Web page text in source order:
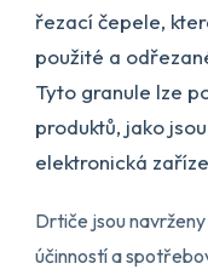
řezací čepele,
použité a
Tyto granule lze
produktů, jako
elektronická
Drtiče jsou
účinností a